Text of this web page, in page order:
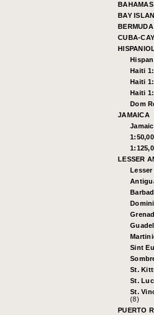
BAHAMAS
BAY
BERMUDA
CUBA-
Haiti
Haiti
Haiti
Dom
JAMAICA
LESSER
Sint
St.
St.
St.
(8)
PUERTO